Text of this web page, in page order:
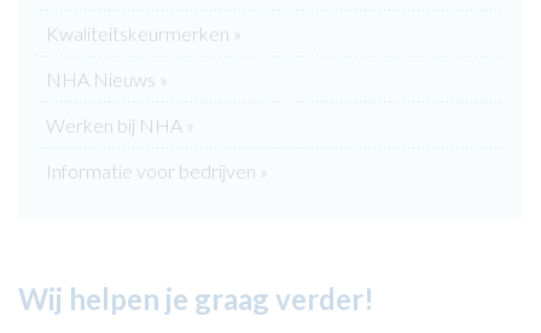
Kwaliteitskeurmerken »
NHA Nieuws »
Werken bij NHA »
Informatie voor bedrijven »
Wij helpen je graag verder!